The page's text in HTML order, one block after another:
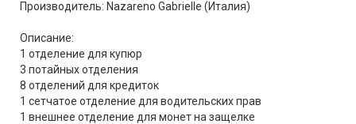
Производитель: Nazareno Gabrielle (Италия)
Описание:
1 отделение для купюр
3 потайных отделения
8 отделений для кредиток
1 сетчатое отделение для водительских прав
1 внешнее отделение для монет на защелке